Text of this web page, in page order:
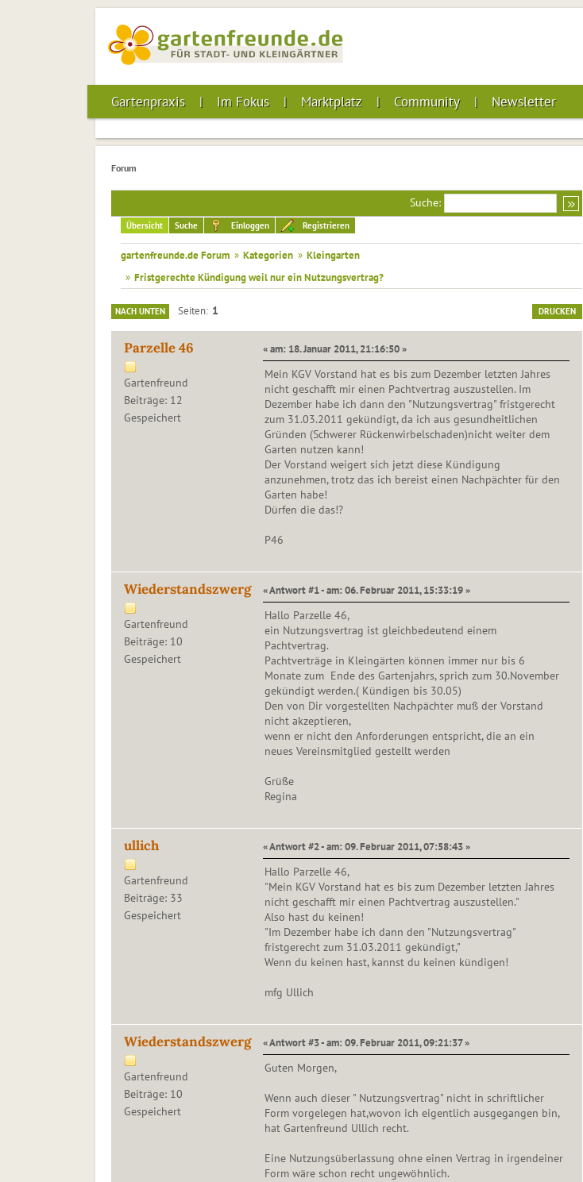
Gartenpraxis Im Fokus Marktplatz Community Newsletter
Forum
Suche:
Übersicht Suche Einloggen Registrieren
gartenfreunde.de Forum » Kategorien » Kleingarten
» Fristgerechte Kündigung weil nur ein Nutzungsvertrag?
DRUCKEN
NACH UNTEN Seiten 1
Parzelle 46
Gartenfreund
Beiträge: 12
Gespeichert
« am: 18. Januar 2011, 21:16:50 »
Mein KGV Vorstand hat es bis zum Dezember letzten Jahres
nicht geschafft mir einen Pachtvertrag auszustellen. Im
Dezember habe ich dann den "Nutzungsvertrag" fristgerecht
zum 31.03.2011 gekündigt, da ich aus gesundheitlichen
Gründen (Schwerer Rückenwirbelschaden)nicht weiter dem
Garten nutzen kann!
Der Vorstand weigert sich jetzt diese Kündigung
anzunehmen, trotz das ich bereist einen Nachpächter für den
Garten habe!
Dürfen die das!?
P46
Wiederstandszwerg
Gartenfreund
Beiträge: 10
Gespeichert
« Antwort #1 - am: 06. Februar 2011, 15:33:19 »
Hallo Parzelle 46,
ein Nutzungsvertrag ist gleichbedeutend einem
Pachtvertrag.
Pachtverträge in Kleingärten können immer nur bis 6
Monate zum Ende des Gartenjahrs, sprich zum 30.November
gekündigt werden.( Kündigen bis 30.05)
Den von Dir vorgestellten Nachpächter muß der Vorstand
nicht akzeptieren,
wenn er nicht den Anforderungen entspricht, die an ein
neues Vereinsmitglied gestellt werden
Grüße
Regina
ullich
Gartenfreund
Beiträge: 33
Gespeichert
« Antwort #2 - am: 09. Februar 2011, 07:58:43 »
Hallo Parzelle 46,
"Mein KGV Vorstand hat es bis zum Dezember letzten Jahres
nicht geschafft mir einen Pachtvertrag auszustellen."
Also hast du keinen!
"Im Dezember habe ich dann den "Nutzungsvertrag"
fristgerecht zum 31.03.2011 gekündigt,"
Wenn du keinen hast, kannst du keinen kündigen!
mfg Ullich
Wiederstandszwerg
Gartenfreund
Beiträge: 10
Gespeichert
« Antwort #3 - am: 09. Februar 2011, 09:21:37 »
Guten Morgen,
Wenn auch dieser " Nutzungsvertrag" nicht in schriftlicher
Form vorgelegen hat,wovon ich eigentlich ausgegangen bin,
hat Gartenfreund Ullich recht.
Eine Nutzungsüberlassung ohne einen Vertrag in irgendeiner
Form wäre schon recht ungewöhnlich.